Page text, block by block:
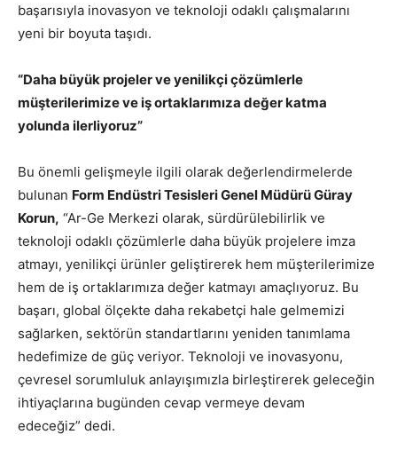
başarısıyla inovasyon ve teknoloji odaklı çalışmalarını
yeni bir boyuta taşıdı.
“Daha büyük projeler ve yenilikçi çözümlerle
müşterilerimize ve iş ortaklarımıza değer katma
yolunda ilerliyoruz”
Bu önemli gelişmeyle ilgili olarak değerlendirmelerde
bulunan Form Endüstri Tesisleri Genel Müdürü Güray
Korun, “Ar-Ge Merkezi olarak, sürdürülebilirlik ve
teknoloji odaklı çözümlerle daha büyük projelere imza
atmayı, yenilikçi ürünler geliştirerek hem müşterilerimize
hem de iş ortaklarımıza değer katmayı amaçlıyoruz. Bu
başarı, global ölçekte daha rekabetçi hale gelmemizi
sağlarken, sektörün standartlarını yeniden tanımlama
hedefimize de güç veriyor. Teknoloji ve inovasyonu,
çevresel sorumluluk anlayışımızla birleştirerek geleceğin
ihtiyaçlarına bugünden cevap vermeye devam
edeceğiz” dedi.